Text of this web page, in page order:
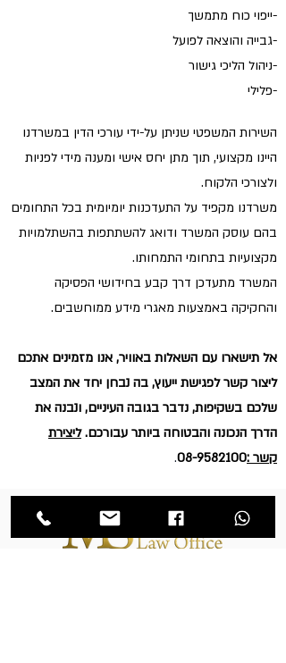
-ייפוי כוח מתמשך
-גבייה והוצאה לפועל
-ניהול הליכי גישור
-פלילי
השירות המשפטי שניתן על-ידי עורכי הדין במשרדנו
היינו מקצועי, תוך מתן יחס אישי ומענה מידי לפניות
ולצורכי הלקוח.
משרדנו מקפיד על התעדכנות יומיומית בכל התחומים
בהם עוסק המשרד ודואג להשתתפות בהשתלמויות
מקצועיות בתחומי התמחותו.
המשרד מתעדכן דרך קבע בחידושי הפסיקה
והחקיקה באמצעות מאגרי מידע ממוחשבים.
אל תישארו עם השאלות באוויר, אנו מזמינים אתכם
ליצור קשר לפגישת ייעוץ, בה נבחן יחד את המצב
שלכם בשקיפות, נדבר בגובה העיניים, ונבנה את
הדרך הנכונה והבטוחה ביותר עבורכם.ליצירת
קשר :
08-9582100
.